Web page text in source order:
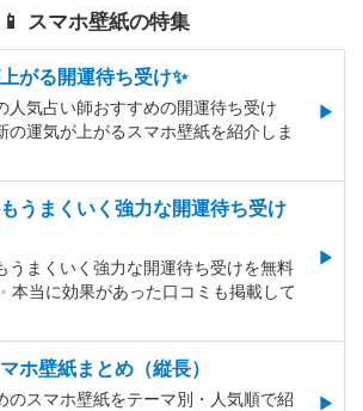
📱 スマホ壁紙の特集
がる開運待ち受け✨
人気占い師おすすめの開運待ち受け
の運気が上がるスマホ壁紙を紹介しま
うまくいく強力な開運待ち受け
うまくいく強力な開運待ち受けを無料
本当に効果があった口コミも掲載して
ホ壁紙まとめ（縦長）
のスマホ壁紙をテーマ別・人気順で紹